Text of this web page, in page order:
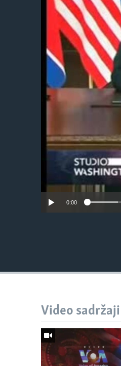
0:00
Video sadržaji